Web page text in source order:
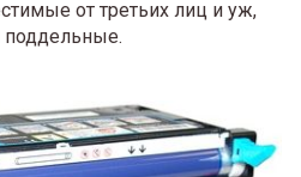
от третьих лиц и уж,
поддельные.